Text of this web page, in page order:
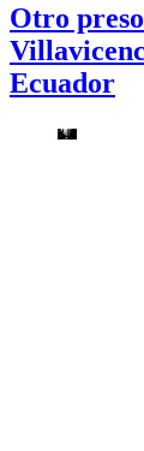
Otro
Ecuador